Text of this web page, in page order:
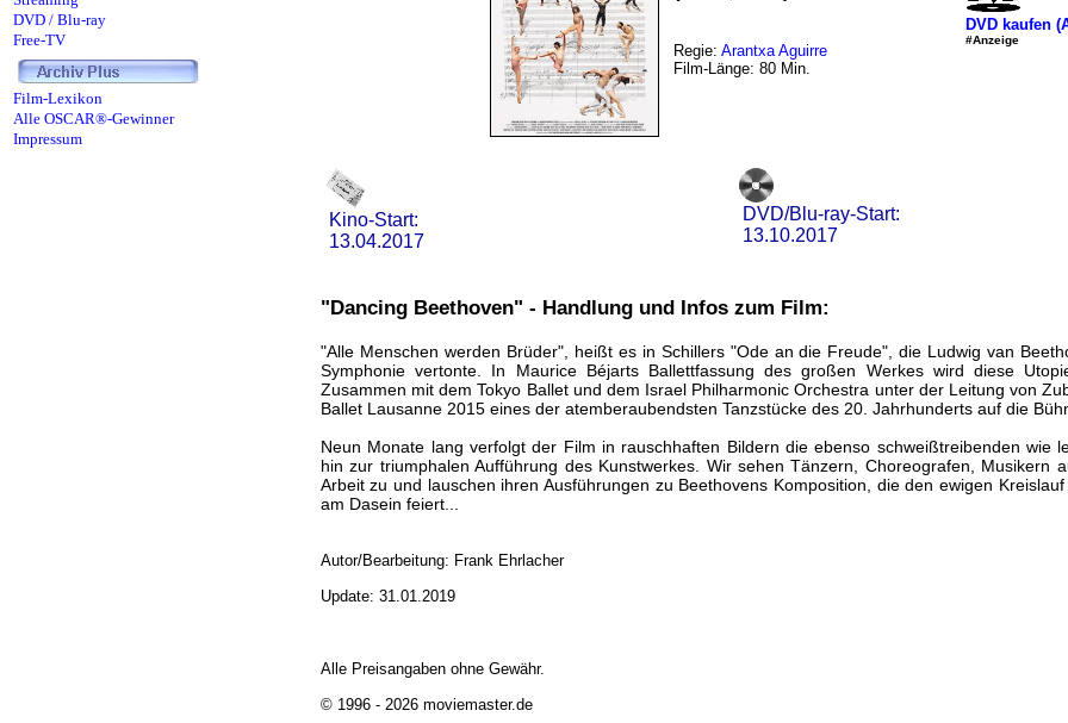
Regie: Arantxa Aguirre
Film-Länge: 80 Min.
DVD kaufen
#Anzeige
Kino-Start:
13.04.2017
DVD/Blu-ray-Start:
13.10.2017
"Dancing Beethoven" - Handlung und Infos zum Film:
"Alle Menschen werden Brüder", heißt es in Schillers "Ode an die Freude", die Ludwig van
Symphonie vertonte. In Maurice Béjarts Ballettfassung des großen Werkes wird diese
Zusammen mit dem Tokyo Ballet und dem Israel Philharmonic Orchestra unter der Leitung von
Ballet Lausanne 2015 eines der atemberaubendsten Tanzstücke des 20. Jahrhunderts auf die
Neun Monate lang verfolgt der Film in rauschhaften Bildern die ebenso schweißtreibenden wie
hin zur triumphalen Aufführung des Kunstwerkes. Wir sehen Tänzern, Choreografen, Musikern
Arbeit zu und lauschen ihren Ausführungen zu Beethovens Komposition, die den ewigen
am Dasein feiert...
Autor/Bearbeitung: Frank Ehrlacher
Update: 31.01.2019
Alle Preisangaben ohne Gewähr.
© 1996 - 2026 moviemaster.de
DVD / Blu-ray
Free-TV
Film-Lexikon
Alle OSCAR®-Gewinner
Impressum